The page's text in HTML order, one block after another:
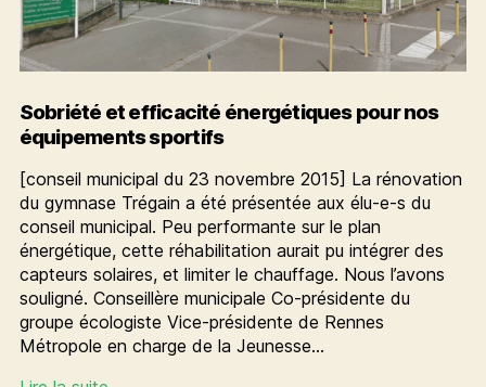
Sobriété et efficacité énergétiques pour nos
équipements sportifs
[conseil municipal du 23 novembre 2015] La rénovation
du gymnase Trégain a été présentée aux élu-e-s du
conseil municipal. Peu performante sur le plan
énergétique, cette réhabilitation aurait pu intégrer des
capteurs solaires, et limiter le chauffage. Nous l’avons
souligné. Conseillère municipale Co-présidente du
groupe écologiste Vice-présidente de Rennes
Métropole en charge de la Jeunesse…